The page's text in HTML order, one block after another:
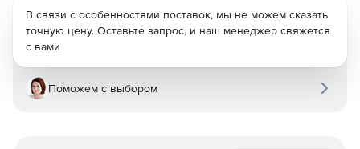
В связи с особенностями поставок, мы не можем сказать
точную цену. Оставьте запрос, и наш менеджер свяжется
с вами
Поможем с выбором